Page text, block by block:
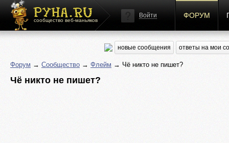
сообщество веб-маньяков
Войти ФОРУМ
новые сообщения ответы на мои
Форум → Сообщество → Флейм → Чё никто не пишет?
Чё никто не пишет?